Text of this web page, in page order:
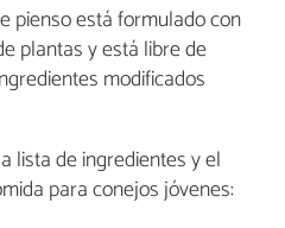
pienso está formulado con
plantas y está libre de
modificados
lista de ingredientes y el
para conejos jóvenes: